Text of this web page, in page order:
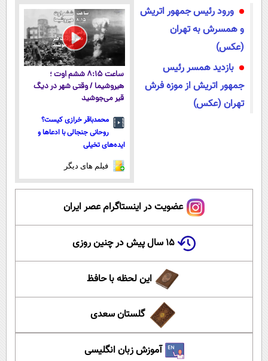
ورود رئیس جمهور اتریش
و همسرش به تهران
(عکس)
بازدید همسر رئیس
جمهور اتریش از موزه فرش
تهران (عکس)
ساعت ۸:۱۵ ششم اوت ؛
هیروشیما / وقتی شهر در دیگ
قیر می‌جوشید
محمدباقر خرازی کیست؟
روحانی جنجالی با ادعاها و
ایده‌های تخیلی
فیلم های دیگر
عضویت در اینستاگرام عصر ایران
۱۵ سال پیش در چنین روزی
این لحظه با حافظ
گلستان سعدی
آموزش زبان انگلیسی